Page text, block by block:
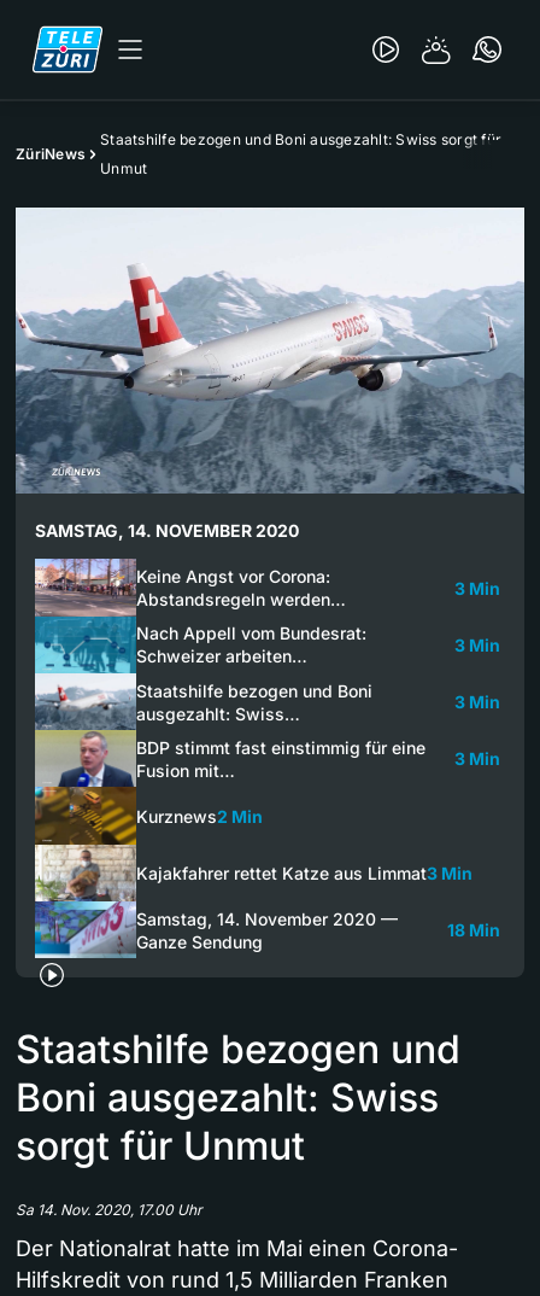
ZüriNews
Staatshilfe bezogen und Boni ausgezahlt: Swiss sorgt für
Unmut
SAMSTAG, 14. NOVEMBER 2020
Keine Angst vor Corona:
Abstandsregeln werden…
3 Min
Nach Appell vom Bundesrat:
Schweizer arbeiten…
3 Min
Staatshilfe bezogen und Boni
ausgezahlt: Swiss…
3 Min
BDP stimmt fast einstimmig für eine
Fusion mit…
3 Min
Kurznews2 Min
Kajakfahrer rettet Katze aus Limmat3 Min
Samstag, 14. November 2020 —
Ganze Sendung
18 Min
Staatshilfe bezogen und
Boni ausgezahlt: Swiss
sorgt für Unmut
Sa 14. Nov. 2020, 17.00 Uhr
Der Nationalrat hatte im Mai einen Corona-
Hilfskredit von rund 1,5 Milliarden Franken